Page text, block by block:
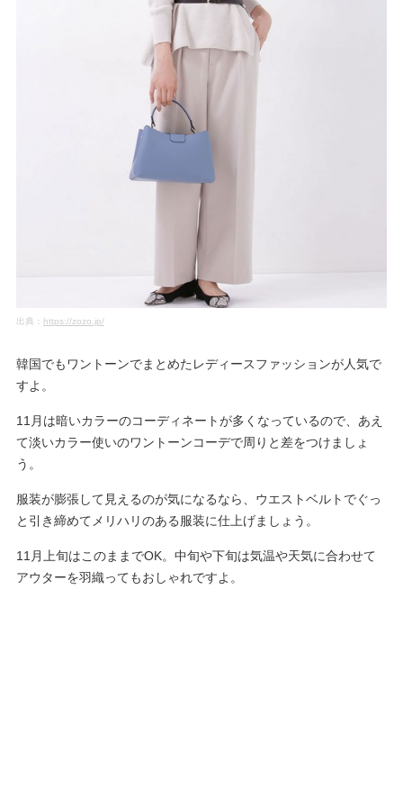
出典： https://zozo.jp/
韓国でもワントーンでまとめたレディースファッションが人気で
すよ。
11月は暗いカラーのコーディネートが多くなっているので、あえ
て淡いカラー使いのワントーンコーデで周りと差をつけましょ
う。
服装が膨張して見えるのが気になるなら、ウエストベルトでぐっ
と引き締めてメリハリのある服装に仕上げましょう。
11月上旬はこのままでOK。中旬や下旬は気温や天気に合わせて
アウターを羽織ってもおしゃれですよ。